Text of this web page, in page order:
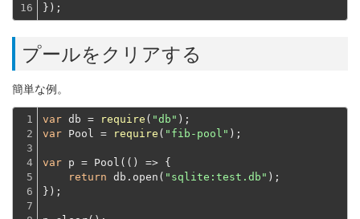
16
});
プールをクリアする
簡単な例。
1
2
3
4
5
6
7
var db = require ( "db"
var Pool = require ( "fib-pool" );
var p = Pool( () => {
return db.open( "sqlite:test.db" );
});